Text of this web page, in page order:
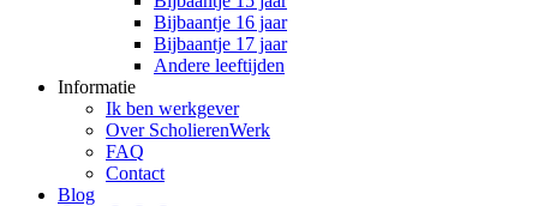
Bijbaantje 16 jaar
Bijbaantje 17 jaar
Andere leeftijden
Informatie
Ik ben werkgever
Over ScholierenWerk
FAQ
Contact
Blog